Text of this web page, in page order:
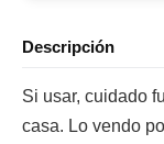
Descripción
Si usar, cuidado
casa. Lo vendo